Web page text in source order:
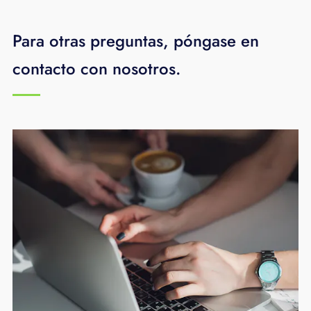
Para otras preguntas, póngase en
contacto con nosotros.